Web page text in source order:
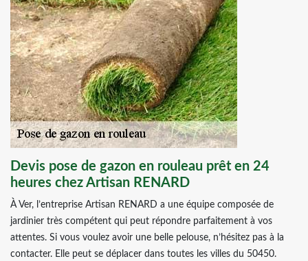
Devis pose de gazon en rouleau prêt en 24
heures chez Artisan RENARD
À Ver, l’entreprise Artisan RENARD a une équipe composée de
jardinier très compétent qui peut répondre parfaitement à vos
attentes. Si vous voulez avoir une belle pelouse, n’hésitez pas à la
contacter. Elle peut se déplacer dans toutes les villes du 50450.